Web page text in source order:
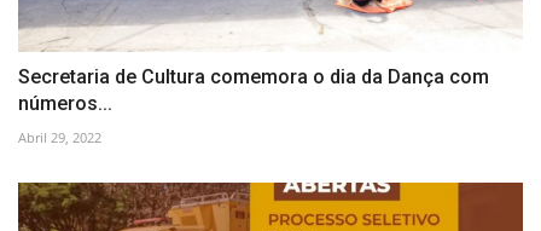
Secretaria de Cultura comemora o dia da Dança com
números...
Abril 29, 2022